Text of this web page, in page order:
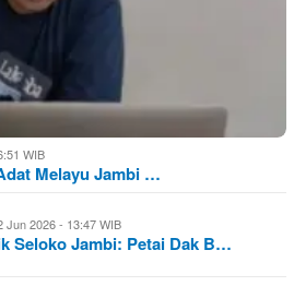
WIB
Melayu Jambi …
Jun 2026 - 13:47 WIB
Seloko Jambi: Petai Dak B…